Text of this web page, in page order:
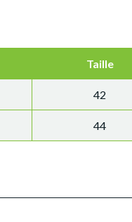
Taille
42
44